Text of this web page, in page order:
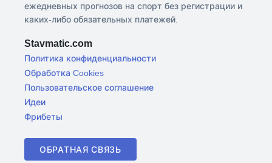
ежедневных прогнозов на спорт без регистрации и
каких-либо обязательных платежей.
Stavmatic.com
Политика конфиденциальности
Обработка Cookies
Пользовательское соглашение
Идеи
Фрибеты
ОБРАТНАЯ СВЯЗЬ